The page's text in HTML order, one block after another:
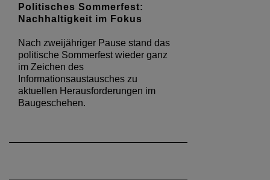
Politisches Sommerfest:
Nachhaltigkeit im Fokus
Nach zweijähriger Pause stand das
politische Sommerfest wieder ganz
im Zeichen des
Informationsaustausches zu
aktuellen Herausforderungen im
Baugeschehen.